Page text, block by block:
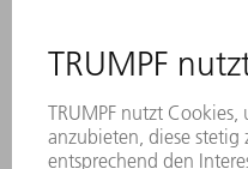
STANDORTE
NEWSLETTER-ANMELDUNG
MYTRUMPF
SICHERHEITSDATENBLÄTTER